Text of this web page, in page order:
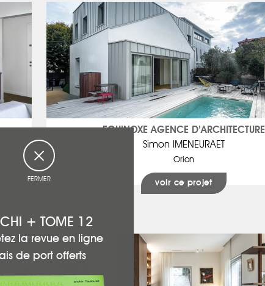
EQUINOXE AGENCE D’ARCHITECTURE
Simon IMENEURAET
Orion
voir ce projet
FERMER
+ TOME 12
la revue en ligne
de port offerts